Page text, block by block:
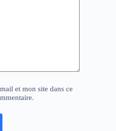
et mon site dans ce